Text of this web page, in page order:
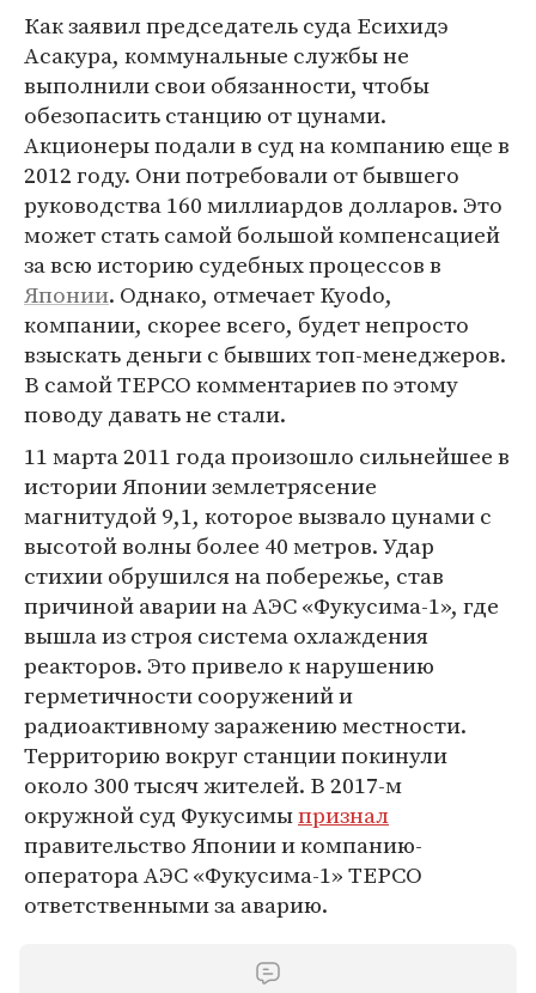
Как заявил председатель суда Есихидэ
Асакура, коммунальные службы не
выполнили свои обязанности, чтобы
обезопасить станцию от цунами.
Акционеры подали в суд на компанию еще в
2012 году. Они потребовали от бывшего
руководства 160 миллиардов долларов. Это
может стать самой большой компенсацией
за всю историю судебных процессов в
Японии. Однако, отмечает Kyodo,
компании, скорее всего, будет непросто
взыскать деньги с бывших топ-менеджеров.
В самой TEPCO комментариев по этому
поводу давать не стали.
11 марта 2011 года произошло сильнейшее в
истории Японии землетрясение
магнитудой 9,1, которое вызвало цунами с
высотой волны более 40 метров. Удар
стихии обрушился на побережье, став
причиной аварии на АЭС «Фукусима-1», где
вышла из строя система охлаждения
реакторов. Это привело к нарушению
герметичности сооружений и
радиоактивному заражению местности.
Территорию вокруг станции покинули
около 300 тысяч жителей. В 2017-м
окружной суд Фукусимыпризнал
правительство Японии и компанию-
оператора АЭС «Фукусима-1» TEPCO
ответственными за аварию.